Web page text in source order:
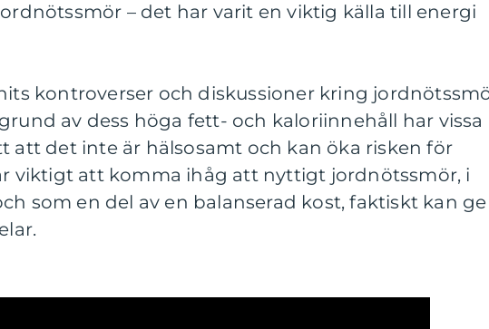
– det har varit en viktig källa till energi
kontroverser och diskussioner kring
av dess höga fett- och kaloriinnehåll har vissa
att det inte är hälsosamt och kan öka risken för
viktigt att komma ihåg att nyttigt jordnötssmör, i
som en del av en balanserad kost, faktiskt kan ge